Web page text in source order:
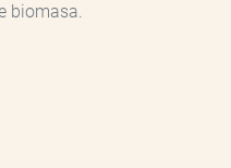
biomasa.